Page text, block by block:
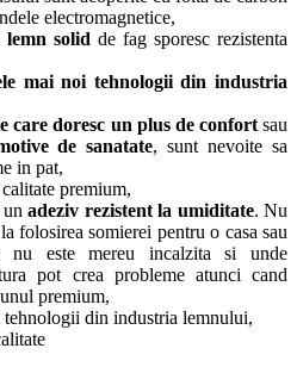
electromagnetice,
solid de fag sporesc rezistenta
mai noi tehnologii din industria
care doresc un plus de confortsau
de sanatate, sunt nevoite sa
in pat,
premium,
unadeziv rezistent la umiditate. Nu
folosirea somierei pentru o casa sau
nu este mereu incalzita si unde
pot crea probleme atunci cand
premium,
tehnologii din industria lemnului,